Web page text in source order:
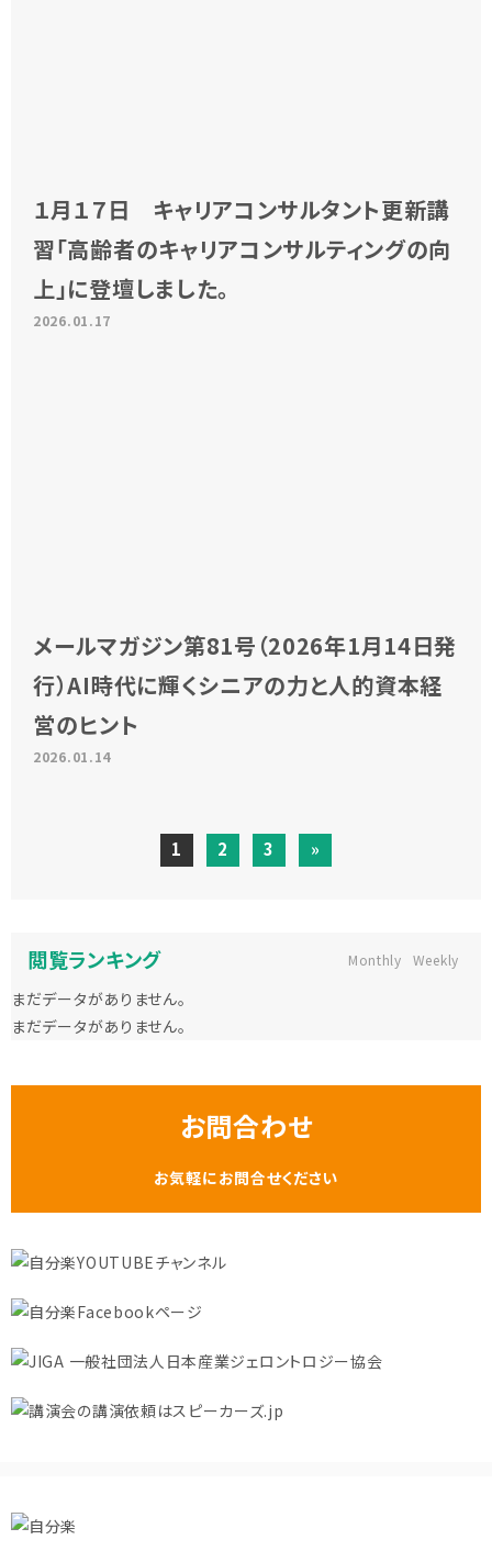
１月１７日 キャリアコンサルタント更新講
習「高齢者のキャリアコンサルティングの向
上」に登壇しました。
2026.01.17
メールマガジン第81号（2026年1月14日発
行）AI時代に輝くシニアの力と人的資本経
営のヒント
2026.01.14
1 2 3 »
閲覧ランキング Monthly Weekly
まだデータがありません。
まだデータがありません。
お問合わせ
お気軽にお問合せください